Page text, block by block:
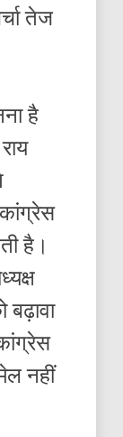
तेज
है
है।
बढ़ावा
नहीं